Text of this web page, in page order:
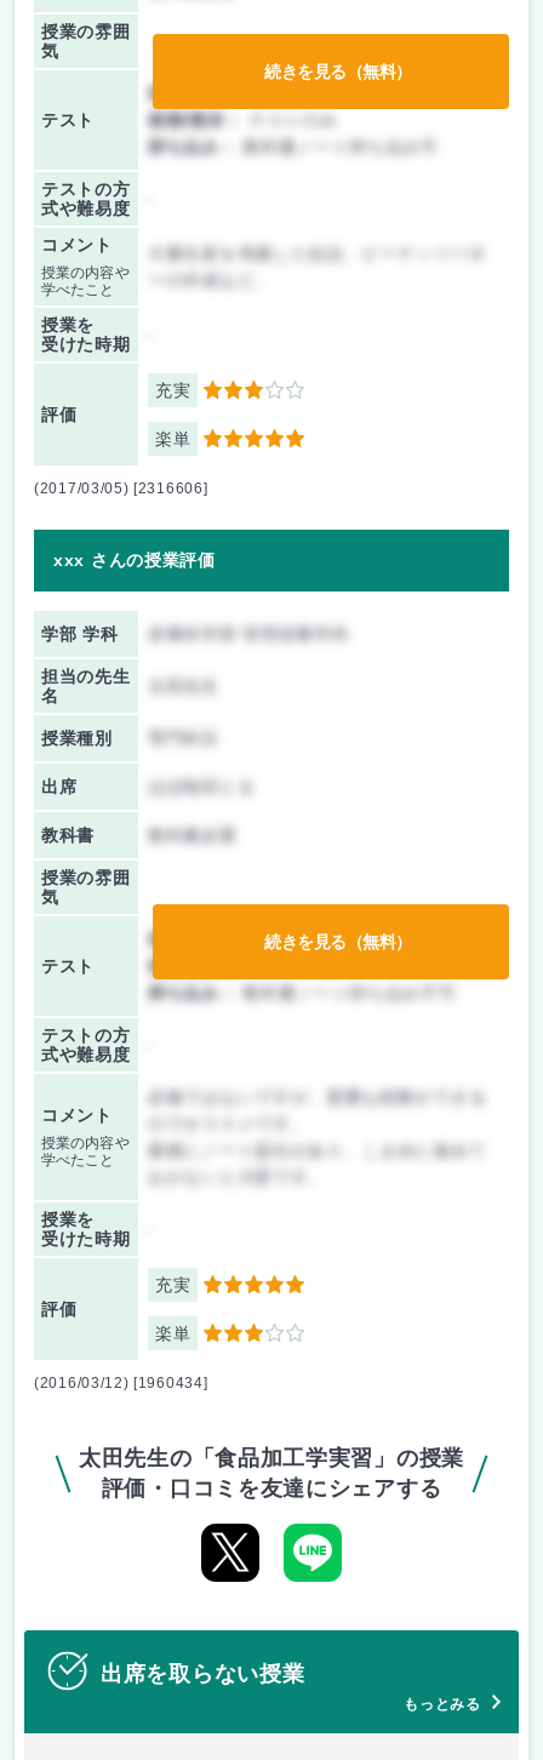
授業の雰囲
気
テスト
前期/中間：
後期/期末：
持ち込み：
教科書ノート持ち込み可
テストの方
式や難易度
コメント
授業の内容や
学べたこと
大量生産を考慮した缶詰、ピーナッツバタ
授業を
受けた時期
評価
充実 3
楽単 5
続きを見る（無料）
(2017/03/05) [2316606]
xxx さんの授業評価
学部 学科 栄養科学部 管理栄養学科
担当の先生
名
授業種別
出席 ほぼ毎回とる
教科書 教科書必要
授業の雰囲
気
テスト
前期/中間：
テスト・レポート両方なし
後期/期末：
持ち込み：
教科書ノート持ち込み不可
テストの方
式や難易度
コメント
授業の内容や
学べたこと
必修ではないですが、貴重な経験ができる
最後にノート提出があり、こまめに進めて
授業を
受けた時期
評価
充実 5
楽単 3
続きを見る（無料）
(2016/03/12) [1960434]
太田先生の「食品加工学実習」の授業
評価・口コミを友達にシェアする
出席を取らない授業
もっとみる